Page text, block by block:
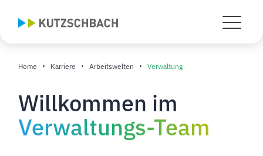
Home Karriere Arbeitswelten Verwaltung
Willkommen im
Verwaltungs-Team